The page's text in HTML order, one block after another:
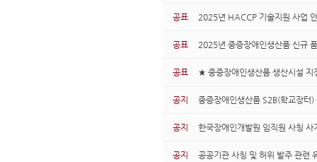
공표 2025년 HACCP 기술지원 사업
공표 2025년 중증장애인생산품 신규
공표 ★ 중증장애인생산품 생산시설
공지 중증장애인생산품 S2B(학교장터
공지 한국장애인개발원 임직원 사칭 사
공지 공공기관 사칭 및 허위 발주 관련